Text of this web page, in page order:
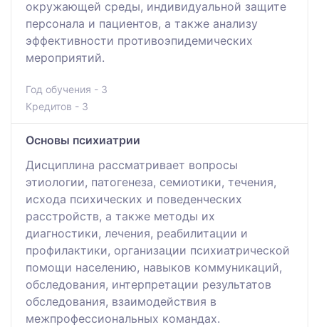
окружающей среды, индивидуальной защите
персонала и пациентов, а также анализу
эффективности противоэпидемических
мероприятий.
Год обучения - 3
Кредитов - 3
Основы психиатрии
Дисциплина рассматривает вопросы
этиологии, патогенеза, семиотики, течения,
исхода психических и поведенческих
расстройств, а также методы их
диагностики, лечения, реабилитации и
профилактики, организации психиатрической
помощи населению, навыков коммуникаций,
обследования, интерпретации результатов
обследования, взаимодействия в
межпрофессиональных командах.